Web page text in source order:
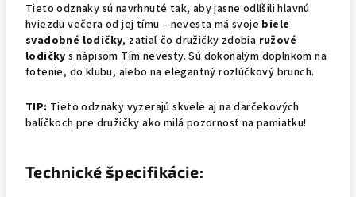
Tieto odznaky sú navrhnuté tak, aby jasne odlíšili hlavnú
hviezdu večera od jej tímu – nevesta má svoje biele
svadobné lodičky, zatiaľ čo družičky zdobia ružové
lodičky s nápisom Tím nevesty. Sú dokonalým doplnkom na
fotenie, do klubu, alebo na elegantný rozlúčkový brunch.
TIP: Tieto odznaky vyzerajú skvele aj na darčekových
balíčkoch pre družičky ako milá pozornosť na pamiatku!
Technické špecifikácie: